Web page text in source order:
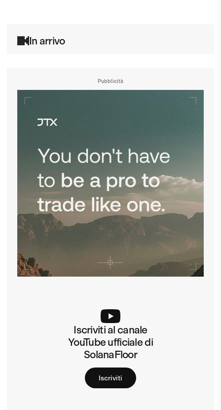
In arrivo
Pubblicità
Iscriviti al canale
YouTube ufficiale di
SolanaFloor
Iscriviti